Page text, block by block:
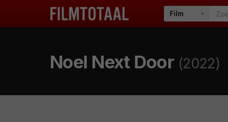
Noel Next Door (2022)